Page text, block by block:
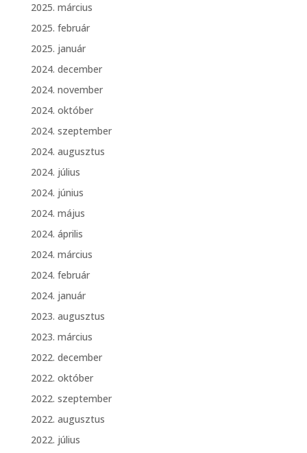
2025. március
2025. február
2025. január
2024. december
2024. november
2024. október
2024. szeptember
2024. augusztus
2024. július
2024. június
2024. május
2024. április
2024. március
2024. február
2024. január
2023. augusztus
2023. március
2022. december
2022. október
2022. szeptember
2022. augusztus
2022. július